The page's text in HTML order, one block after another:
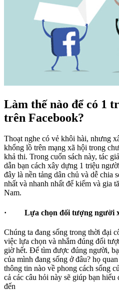
Làm thế nào để có 1
trên Facebook?
Thoạt nghe có vẻ khôi hài, nhưng
khổng lồ trên mạng xã hội trong
khả thi. Trong cuốn sách này, tác
dẫn bạn cách xây dựng 1 triệu
đây là nền tảng dân chủ và dễ chia
nhất và nhanh nhất để kiếm và gia
Nam.
· Lựa chọn đối tượng người
Chúng ta đang sống trong thời đại
việc lựa chọn và nhắm đúng đối
giờ hết. Để tìm được đúng người,
của mình đang sống ở đâu? họ
thông tin nào về phong cách sống
cả các câu hỏi này sẽ giúp bạn
đến